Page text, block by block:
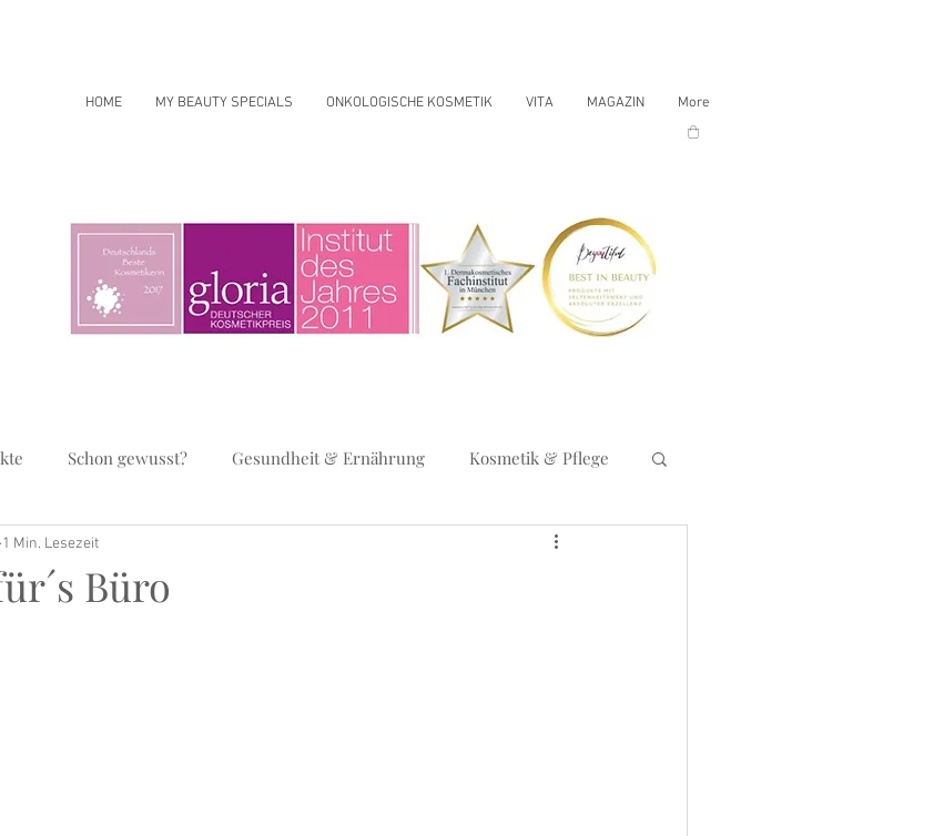
HOME MY BEAUTY SPECIALS ONKOLOGISCHE KOSMETIK VITA MAGAZIN More
Schon gewusst? Gesundheit & Ernährung Kosmetik & Pflege
Büro
1 Min. Lesezeit